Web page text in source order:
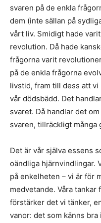
svaren på de enkla
dem (inte sällan på
vårt liv. Smidigt hade
revolution. Då hade
frågorna varit
på de enkla frågorna
livstid, fram till dess att
vår dödsbädd. Det
svaret. Då handlar det
svaren, tillräckligt många
Det är vår själva essens
oändliga hjärnvindlingar.
på enkelheten – vi är för
medvetande. Våra tankar
förstärker det vi tänker,
vanor: det som känns